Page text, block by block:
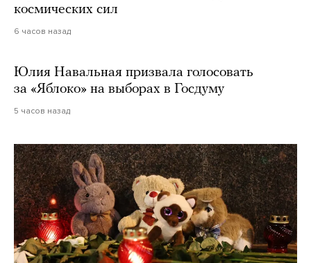
космических сил
6 часов назад
Юлия Навальная призвала голосовать
за «Яблоко» на выборах в Госдуму
5 часов назад